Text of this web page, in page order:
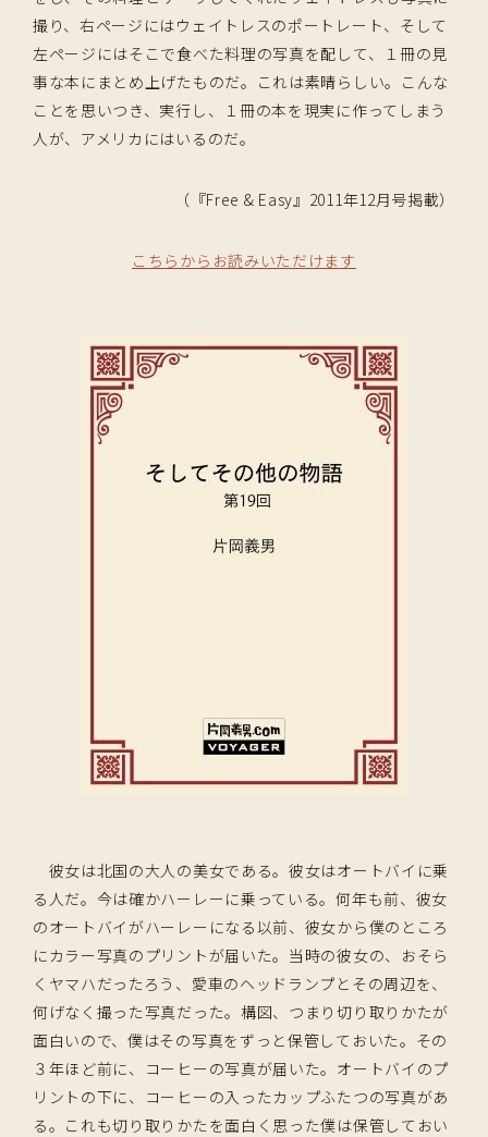
撮り、右ページにはウェイトレスのポートレート、そして
左ページにはそこで食べた料理の写真を配して、１冊の見
事な本にまとめ上げたものだ。これは素晴らしい。こんな
ことを思いつき、実行し、１冊の本を現実に作ってしまう
人が、アメリカにはいるのだ。
（『Free & Easy』2011年12月号掲載）
こちらからお読みいただけます
彼女は北国の大人の美女である。彼女はオートバイに乗
る人だ。今は確かハーレーに乗っている。何年も前、彼女
のオートバイがハーレーになる以前、彼女から僕のところ
にカラー写真のプリントが届いた。当時の彼女の、おそら
くヤマハだったろう、愛車のヘッドランプとその周辺を、
何げなく撮った写真だった。構図、つまり切り取りかたが
面白いので、僕はその写真をずっと保管しておいた。その
３年ほど前に、コーヒーの写真が届いた。オートバイのプ
リントの下に、コーヒーの入ったカップふたつの写真があ
る。これも切り取りかたを面白く思った僕は保管しておい